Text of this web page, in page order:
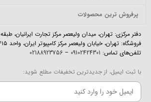
پرفروش ترین محصولات
دفتر مرکزی: تهران، میدان ولیعصر مرکز تجارت ایرانیان، طبقه ۹، واحد ۵
فروشگاه: تهران، خیابان ولیعصر مرکز کامپیوتر ایران، واحد ۴۱۵
تلفن‌های تماس: 09102424301
–
02188923756
با ثبت ایمیل، از جدیدترین تخفیفات مطلع شوید: